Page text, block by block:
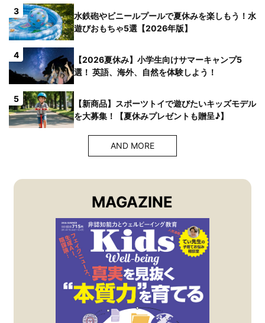
3
水鉄砲やビニールプールで夏休みを楽しもう！水
遊びおもちゃ5選【2026年版】
4
【2026夏休み】小学生向けサマーキャンプ5
選！ 英語、海外、自然を体験しよう！
5
【新商品】スポーツトイで遊びたいキッズモデル
を大募集！【夏休みプレゼントも贈呈♪】
AND MORE
MAGAZINE